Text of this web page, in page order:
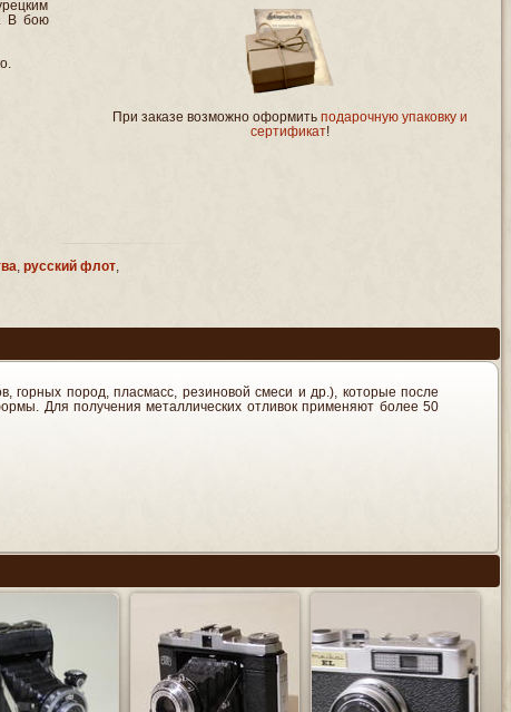
В бою
При заказе возможно оформить подарочную упаковку и
сертификат!
русский флот
горных пород, пласмасс, резиновой смеси и др.), которые после
Для получения металлических отливок применяют более 50